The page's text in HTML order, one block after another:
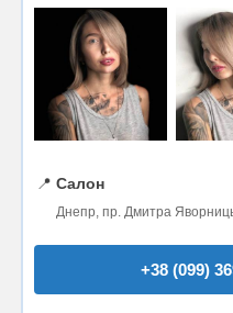
📍 Салон
Днепр, пр. Дмитра
+38 (099)